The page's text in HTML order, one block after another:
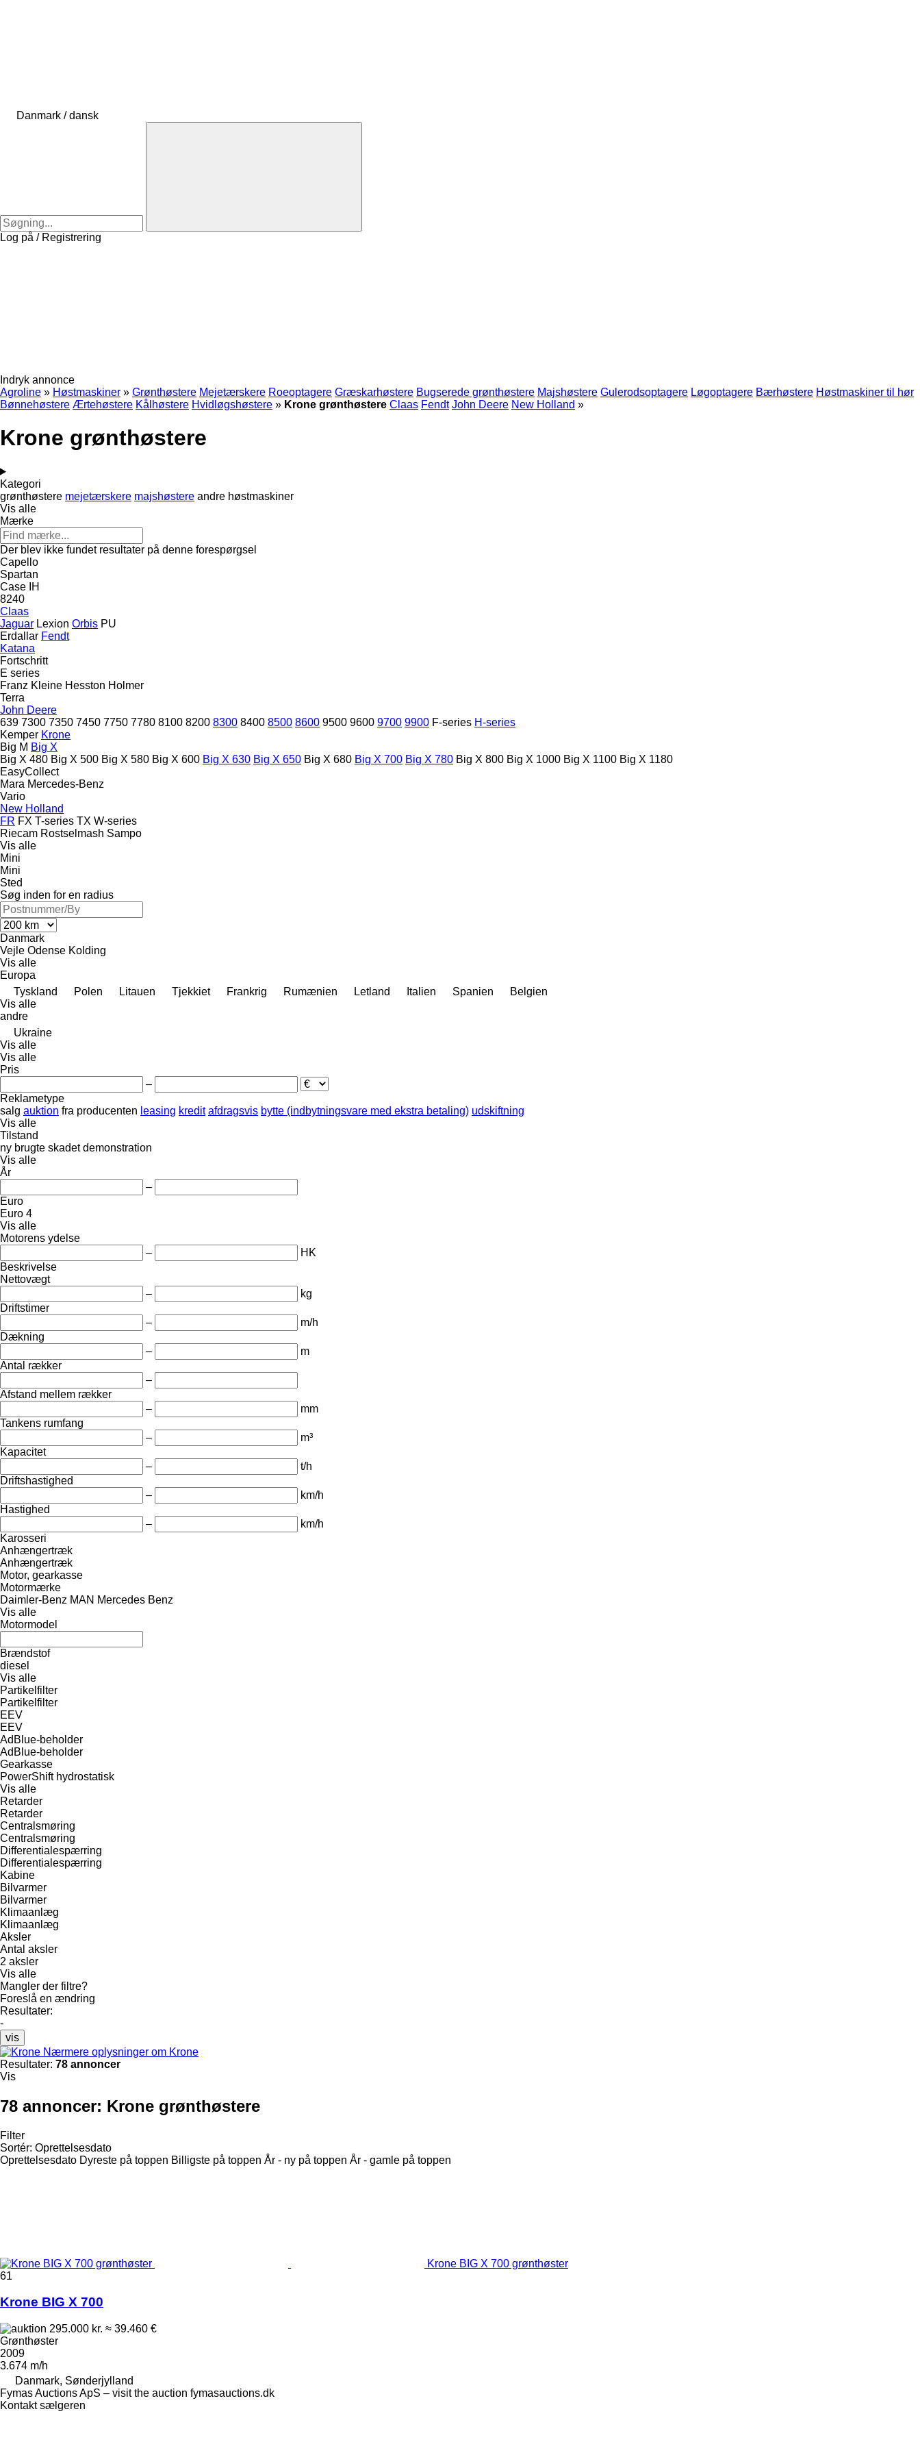
Danmark / dansk
Log på / Registrering
Indryk annonce
Agroline » Høstmaskiner » Grønthøstere Mejetærskere Roeoptagere Græskarhøstere Bugserede grønthøstere Majshøstere Gulerodsoptagere Løgoptagere Bærhøstere Høstmaskiner til hør
Bønnehøstere Ærtehøstere Kålhøstere Hvidløgshøstere » Krone grønthøstere Claas Fendt John Deere New Holland »
Krone grønthøstere
Kategori
grønthøstere mejetærskere majshøstere andre høstmaskiner
Vis alle
Mærke
Der blev ikke fundet resultater på denne forespørgsel
Capello
Spartan
Case IH
8240
Claas
Jaguar Lexion Orbis PU
Erdallar Fendt
Katana
Fortschritt
E series
Franz Kleine Hesston Holmer
Terra
John Deere
639 7300 7350 7450 7750 7780 8100 8200 8300 8400 8500 8600 9500 9600 9700 9900 F-series H-series
Kemper Krone
Big M Big X
Big X 480 Big X 500 Big X 580 Big X 600 Big X 630 Big X 650 Big X 680 Big X 700 Big X 780 Big X 800 Big X 1000 Big X 1100 Big X 1180
EasyCollect
Mara Mercedes-Benz
Vario
New Holland
FR FX T-series TX W-series
Riecam Rostselmash Sampo
Vis alle
Mini
Mini
Sted
Søg inden for en radius
Danmark
Vejle Odense Kolding
Vis alle
Europa
Tyskland
Polen Litauen Tjekkiet Frankrig Rumænien Letland Italien Spanien
Belgien
Vis alle
andre
Ukraine
Vis alle
Vis alle
Pris
–
Reklametype
salg auktion fra producenten leasing kredit afdragsvis bytte (indbytningsvare med ekstra betaling) udskiftning
Vis alle
Tilstand
ny brugte skadet demonstration
Vis alle
År
–
Euro
Euro 4
Vis alle
Motorens ydelse
–
HK
Beskrivelse
Nettovægt
–
kg
Driftstimer
–
m/h
Dækning
–
m
Antal rækker
–
Afstand mellem rækker
–
mm
Tankens rumfang
–
m³
Kapacitet
–
t/h
Driftshastighed
–
km/h
Hastighed
–
km/h
Karosseri
Anhængertræk
Anhængertræk
Motor, gearkasse
Motormærke
Daimler-Benz MAN Mercedes Benz
Vis alle
Motormodel
Brændstof
diesel
Vis alle
Partikelfilter
Partikelfilter
EEV
EEV
AdBlue-beholder
AdBlue-beholder
Gearkasse
PowerShift hydrostatisk
Vis alle
Retarder
Retarder
Centralsmøring
Centralsmøring
Differentialespærring
Differentialespærring
Kabine
Bilvarmer
Bilvarmer
Klimaanlæg
Klimaanlæg
Aksler
Antal aksler
2 aksler
Vis alle
Mangler der filtre?
Foreslå en ændring
Resultater:
-
vis
Nærmere oplysninger om Krone
Resultater: 78 annoncer
Vis
78 annoncer: Krone grønthøstere
Filter
Sortér: Oprettelsesdato
Oprettelsesdato Dyreste på toppen Billigste på toppen År - ny på toppen År - gamle på toppen
Krone BIG X 700 grønthøster
61
Krone BIG X 700
295.000 kr. ≈ 39.460 €
Grønthøster
2009
3.674 m/h
Danmark, Sønderjylland
Fymas Auctions ApS – visit the auction fymasauctions.dk
Kontakt sælgeren